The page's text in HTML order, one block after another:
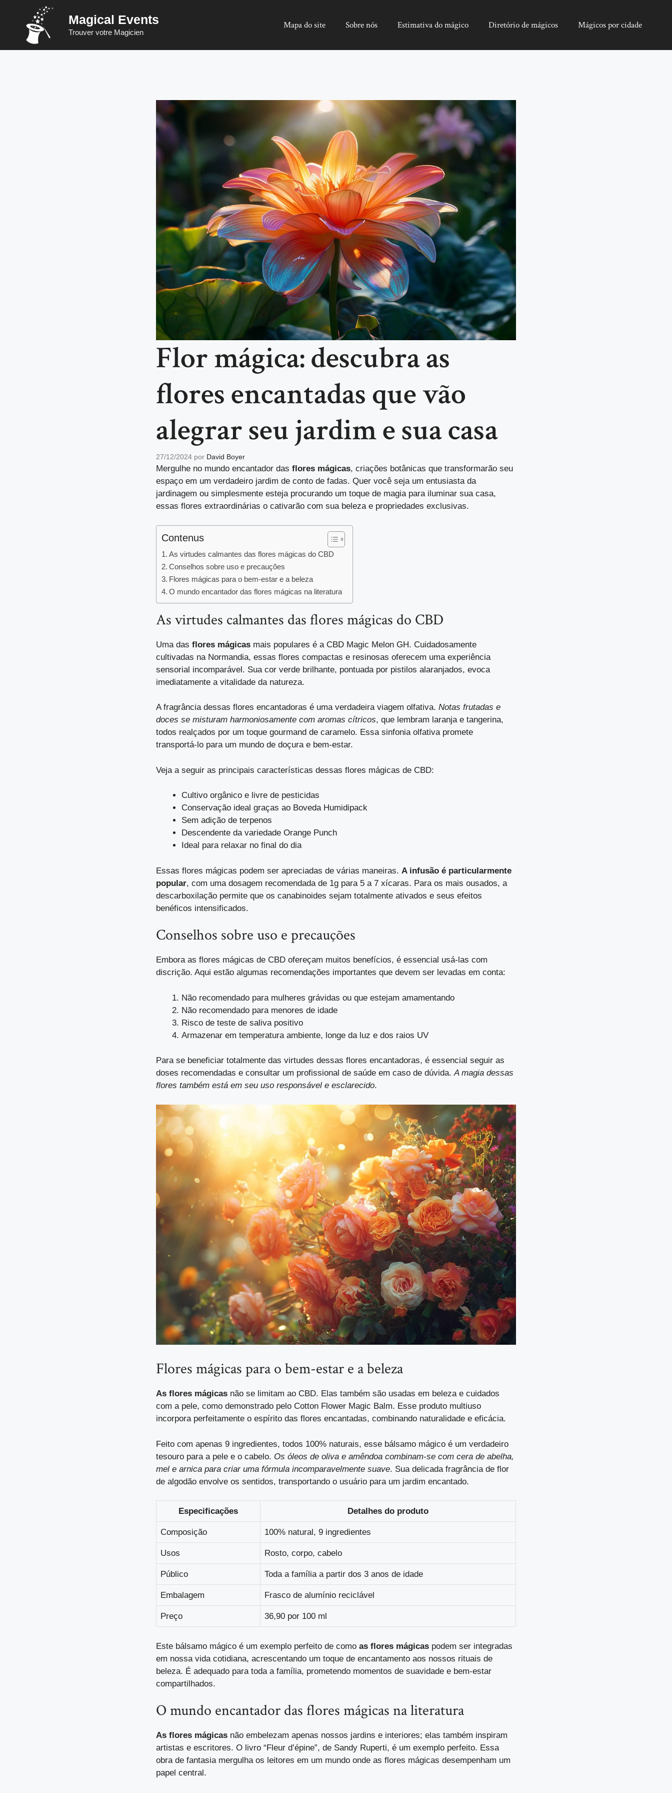
conteúdo
Magical Events
Trouver votre Magicien
Mapa do site Sobre nós Estimativa do mágico Diretório de mágicos Mágicos por cidade
Flor mágica: descubra as
flores encantadas que vão
alegrar seu jardim e sua casa
27/12/2024 por David Boyer
Mergulhe no mundo encantador das flores mágicas, criações botânicas que transformarão seu
espaço em um verdadeiro jardim de conto de fadas. Quer você seja um entusiasta da
jardinagem ou simplesmente esteja procurando um toque de magia para iluminar sua casa,
essas flores extraordinárias o cativarão com sua beleza e propriedades exclusivas.
Contenus
As virtudes calmantes das flores mágicas do CBD
Conselhos sobre uso e precauções
Flores mágicas para o bem-estar e a beleza
O mundo encantador das flores mágicas na literatura
As virtudes calmantes das flores mágicas do CBD
Uma das flores mágicas mais populares é a CBD Magic Melon GH. Cuidadosamente
cultivadas na Normandia, essas flores compactas e resinosas oferecem uma experiência
sensorial incomparável. Sua cor verde brilhante, pontuada por pistilos alaranjados, evoca
imediatamente a vitalidade da natureza.
A fragrância dessas flores encantadoras é uma verdadeira viagem olfativa. Notas frutadas e
doces se misturam harmoniosamente com aromas cítricos, que lembram laranja e tangerina,
todos realçados por um toque gourmand de caramelo. Essa sinfonia olfativa promete
transportá-lo para um mundo de doçura e bem-estar.
Veja a seguir as principais características dessas flores mágicas de CBD:
Cultivo orgânico e livre de pesticidas
Conservação ideal graças ao Boveda Humidipack
Sem adição de terpenos
Descendente da variedade Orange Punch
Ideal para relaxar no final do dia
Essas flores mágicas podem ser apreciadas de várias maneiras. A infusão é particularmente
popular, com uma dosagem recomendada de 1g para 5 a 7 xícaras. Para os mais ousados, a
descarboxilação permite que os canabinoides sejam totalmente ativados e seus efeitos
benéficos intensificados.
Conselhos sobre uso e precauções
Embora as flores mágicas de CBD ofereçam muitos benefícios, é essencial usá-las com
discrição. Aqui estão algumas recomendações importantes que devem ser levadas em conta:
Não recomendado para mulheres grávidas ou que estejam amamentando
Não recomendado para menores de idade
Risco de teste de saliva positivo
Armazenar em temperatura ambiente, longe da luz e dos raios UV
Para se beneficiar totalmente das virtudes dessas flores encantadoras, é essencial seguir as
doses recomendadas e consultar um profissional de saúde em caso de dúvida.A magia dessas
flores também está em seu uso responsável e esclarecido.
Flores mágicas para o bem-estar e a beleza
As flores mágicas não se limitam ao CBD. Elas também são usadas em beleza e cuidados
com a pele, como demonstrado pelo Cotton Flower Magic Balm. Esse produto multiuso
incorpora perfeitamente o espírito das flores encantadas, combinando naturalidade e eficácia.
Feito com apenas 9 ingredientes, todos 100% naturais, esse bálsamo mágico é um verdadeiro
tesouro para a pele e o cabelo. Os óleos de oliva e amêndoa combinam-se com cera de abelha,
mel e arnica para criar uma fórmula incomparavelmente suave. Sua delicada fragrância de flor
de algodão envolve os sentidos, transportando o usuário para um jardim encantado.
Especificações Detalhes do produto
Composição 100% natural, 9 ingredientes
Usos Rosto, corpo, cabelo
Público Toda a família a partir dos 3 anos de idade
Embalagem Frasco de alumínio reciclável
Preço 36,90 por 100 ml
Este bálsamo mágico é um exemplo perfeito de como as flores mágicas podem ser integradas
em nossa vida cotidiana, acrescentando um toque de encantamento aos nossos rituais de
beleza. É adequado para toda a família, prometendo momentos de suavidade e bem-estar
compartilhados.
O mundo encantador das flores mágicas na literatura
As flores mágicas não embelezam apenas nossos jardins e interiores; elas também inspiram
artistas e escritores. O livro “Fleur d’épine”, de Sandy Ruperti, é um exemplo perfeito. Essa
obra de fantasia mergulha os leitores em um mundo onde as flores mágicas desempenham um
papel central.